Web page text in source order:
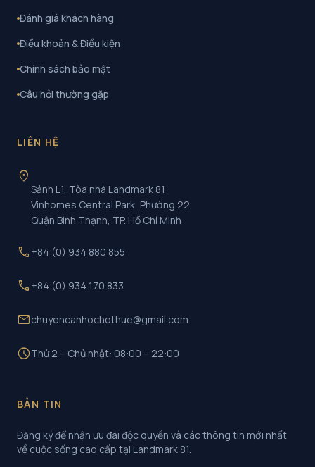
Đánh giá khách hàng
Điều khoản & Điều kiện
Chính sách bảo mật
Câu hỏi thường gặp
LIÊN HỆ
location_on
Sảnh L1, Tòa nhà Landmark 81
Vinhomes Central Park, Phường 22
Quận Bình Thạnh, TP. Hồ Chí Minh
call +84 (0) 934 880 855
call +84 (0) 934 170 833
mailchuyencanhochothue@gmail.com
scheduleThứ 2 – Chủ nhật: 08:00 – 22:00
BẢN TIN
Đăng ký để nhận ưu đãi độc quyền và các thông tin mới nhất
về cuộc sống cao cấp tại Landmark 81.